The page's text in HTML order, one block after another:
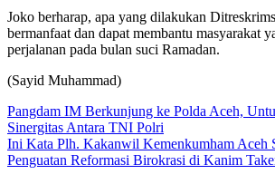
Joko berharap, apa yang dilakukan
bermanfaat dan dapat membantu masyarakat
perjalanan pada bulan suci Ramadan.
(Sayid Muhammad)
Navigasi
pos
Pangdam IM Berkunjung ke Polda Aceh,
Sinergitas Antara TNI Polri
Ini Kata Plh. Kakanwil Kemenkumham Aceh
Penguatan Reformasi Birokrasi di Kanim